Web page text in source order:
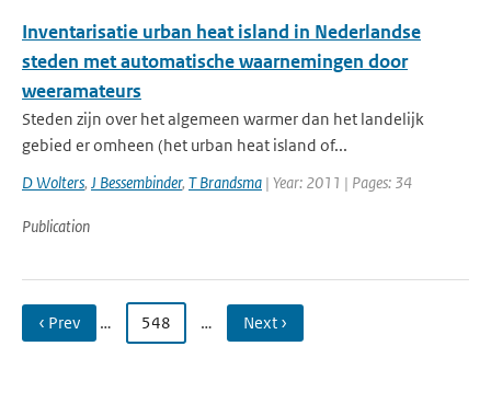
Inventarisatie urban heat island in Nederlandse
steden met automatische waarnemingen door
weeramateurs
Steden zijn over het algemeen warmer dan het landelijk
gebied er omheen (het urban heat island of...
D Wolters, J Bessembinder, T Brandsma | Year: 2011 | Pages: 34
Publication
‹ Prev … 548 … Next ›